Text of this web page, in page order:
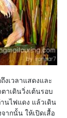
งเวลาแสดงและ
าเดินวิ่งเต้นรอบ
นไฟแดง แล้วเดิน
ากนั้น ให้เปิดเสื้อ